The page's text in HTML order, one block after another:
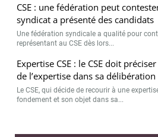
CSE : une fédération peut
syndicat a présenté des candidats
Une fédération syndicale a qualité pour
représentant au CSE dès lors...
Expertise CSE : le CSE doit
de l’expertise dans sa délibération
Le CSE, qui décide de recourir à une
fondement et son objet dans sa...